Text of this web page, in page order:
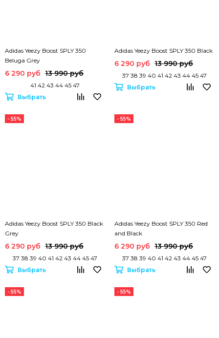
Adidas Yeezy Boost SPLY 350
Beluga Grey
6 290 руб 13 990 руб
41 42 43 44 45 47
Выбрать
Adidas Yeezy Boost SPLY 350 Black
6 290 руб 13 990 руб
37 38 39 40 41 42 43 44 45 47
Выбрать
- 55%
Adidas Yeezy Boost SPLY 350 Black
Grey
6 290 руб 13 990 руб
37 38 39 40 41 42 43 44 45 47
Выбрать
- 55%
Adidas Yeezy Boost SPLY 350 Red
and Black
6 290 руб 13 990 руб
37 38 39 40 41 42 43 44 45 47
Выбрать
- 55% - 55%